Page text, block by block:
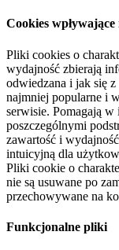
Cookies
Pliki cookies o
wydajność zbierają
odwiedzana i jak się
najmniej popularne i
serwisie. Pomagają
poszczególnymi
zawartość i
intuicyjną dla
Pliki cookie o
nie są usuwane po
przechowywane na
Funkcjonalne pliki